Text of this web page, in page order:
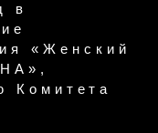
в
«Женский
Комитета